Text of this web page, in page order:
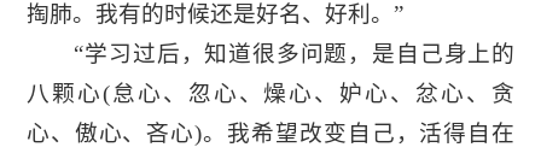
掏肺。我有的时候还是好名、好利。”
“学习过后，知道很多问题，是自己身上的
八颗心(怠心、忽心、燥心、妒心、忿心、贪
心、傲心、吝心)。我希望改变自己，活得自在